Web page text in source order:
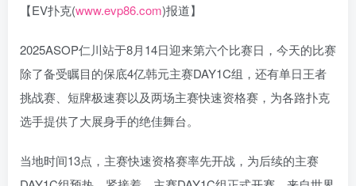
【EV扑克(www.evp86.com)报道】
2025ASOP仁川站于8月14日迎来第六个比赛日，今天的比赛
除了备受瞩目的保底4亿韩元主赛DAY1C组，还有单日王者
挑战赛、短牌极速赛以及两场主赛快速资格赛，为各路扑克
选手提供了大展身手的绝佳舞台。
当地时间13点，主赛快速资格赛率先开战，为后续的主赛